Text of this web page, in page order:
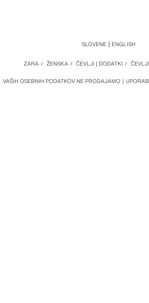
VAŠIH OSEBNIH PODATKOV NE PRODAJAMO
ZARA / ŽENSKA / ČEVLJI | DODATKI / ČEVLJI
SLOVENE ENGLISH